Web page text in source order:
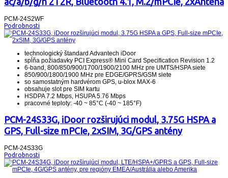
PCM-24S2WF
Podrobnosti
technologický štandard Advantech iDoor
spĺňa požiadavky PCI Express® Mini Card Specification Revision 1.2
6-band, 800/850/900/1700/1900/2100 MHz pre UMTS/HSPA siete
850/900/1800/1900 MHz pre EDGE/GPRS/GSM siete
so samostatným hardvérom GPS, u-blox MAX-6
obsahuje slot pre SIM kartu
HSDPA 7.2 Mbps, HSUPA 5.76 Mbps
pracovné teploty: -40 ~ 85°C (-40 ~ 185°F)
PCM-24S33G, iDoor rozširujúci modul, 3.75G HSPA a
GPS, Full-size mPCIe, 2xSIM, 3G/GPS antény
PCM-24S33G
Podrobnosti